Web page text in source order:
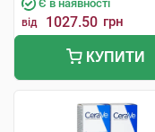
Є в наявності
від 1027.50 грн
КУПИТИ